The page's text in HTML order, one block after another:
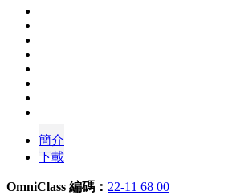
簡介
下載
OmniClass 編碼： 22-11 68 00